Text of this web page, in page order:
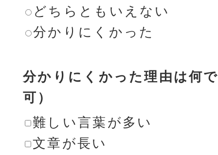
どちらともいえない
分かりにくかった
分かりにくかった理由は何
可）
難しい言葉が多い
文章が長い